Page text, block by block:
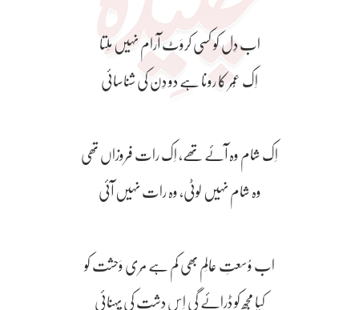
اب دِل کو کسی کروَٹ آرام نہیں مِلتا
اِک عُمْر کا رونا ہے دو دِن کی شناسائی
اِک شام وہ آئے تھے، اِک رات فروزاں تھی
وہ شام نہیں لوٹی، وہ رات نہیں آئی
اب وُسعتِ عالَم بھی کم ہے مِری وَحشت کو
کیا مجھ کو ڈرائے گی اِس دشت کی پہنائی